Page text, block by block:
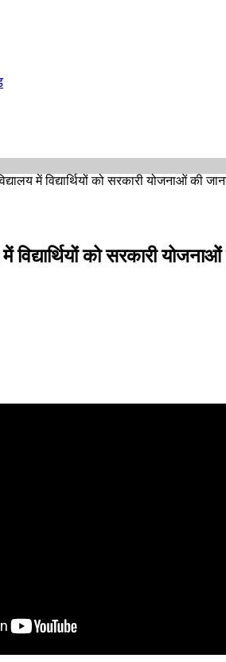
में विद्यार्थियों को सरकारी योजनाओं की
विद्यार्थियों को सरकारी